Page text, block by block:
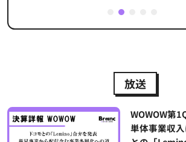
2
放送
WOWOW第
単体事業収